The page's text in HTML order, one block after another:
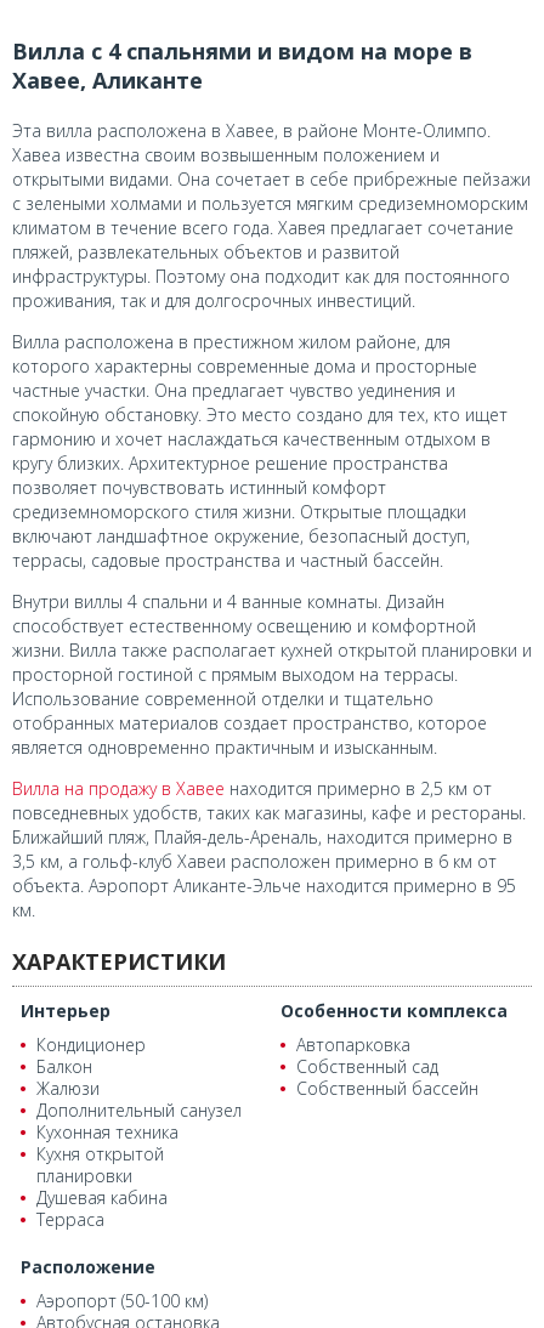
Вилла с 4 спальнями и видом на море в
Хавее, Аликанте
Эта вилла расположена в Хавее, в районе Монте-Олимпо.
Хавеа известна своим возвышенным положением и
открытыми видами. Она сочетает в себе прибрежные пейзажи
с зелеными холмами и пользуется мягким средиземноморским
климатом в течение всего года. Хавея предлагает сочетание
пляжей, развлекательных объектов и развитой
инфраструктуры. Поэтому она подходит как для постоянного
проживания, так и для долгосрочных инвестиций.
Вилла расположена в престижном жилом районе, для
которого характерны современные дома и просторные
частные участки. Она предлагает чувство уединения и
спокойную обстановку. Это место создано для тех, кто ищет
гармонию и хочет наслаждаться качественным отдыхом в
кругу близких. Архитектурное решение пространства
позволяет почувствовать истинный комфорт
средиземноморского стиля жизни. Открытые площадки
включают ландшафтное окружение, безопасный доступ,
террасы, садовые пространства и частный бассейн.
Внутри виллы 4 спальни и 4 ванные комнаты. Дизайн
способствует естественному освещению и комфортной
жизни. Вилла также располагает кухней открытой планировки и
просторной гостиной с прямым выходом на террасы.
Использование современной отделки и тщательно
отобранных материалов создает пространство, которое
является одновременно практичным и изысканным.
Вилла на продажу в Хавее находится примерно в 2,5 км от
повседневных удобств, таких как магазины, кафе и рестораны.
Ближайший пляж, Плайя-дель-Ареналь, находится примерно в
3,5 км, а гольф-клуб Хавеи расположен примерно в 6 км от
объекта. Аэропорт Аликанте-Эльче находится примерно в 95
км.
ХАРАКТЕРИСТИКИ
Интерьер
Кондиционер
Балкон
Жалюзи
Дополнительный санузел
Кухонная техника
Кухня открытой
планировки
Душевая кабина
Терраса
Особенности комплекса
Автопарковка
Собственный сад
Собственный бассейн
Расположение
Аэропорт (50-100 км)
Автобусная остановка